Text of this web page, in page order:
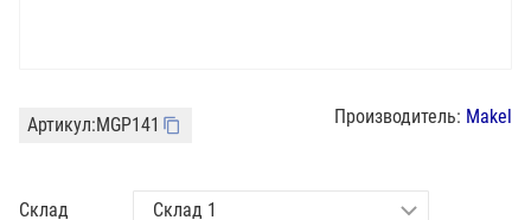
Артикул:MGP141 Производитель: Makel
Склад